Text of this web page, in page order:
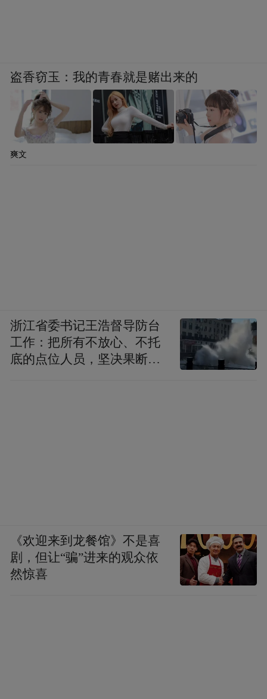
盗香窃玉：我的青春就是赌出来的
爽文
浙江省委书记王浩督导防台
工作：把所有不放心、不托
底的点位人员，坚决果断转
《欢迎来到龙餐馆》不是喜
剧，但让“骗”进来的观众依
然惊喜